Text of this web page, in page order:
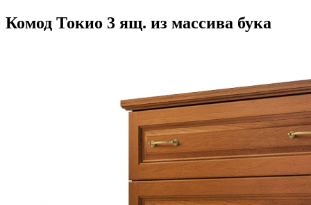
Комод Токио 3 ящ. из массива бука